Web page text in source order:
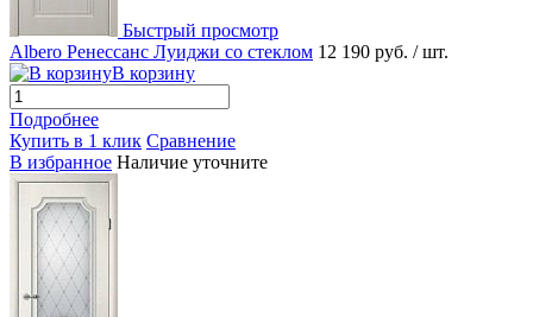
Быстрый просмотр
Albero Ренессанс Луиджи со стеклом 12 190 руб. / шт.
В корзину
Подробнее
Купить в 1 клик Сравнение
В избранное Наличие уточните